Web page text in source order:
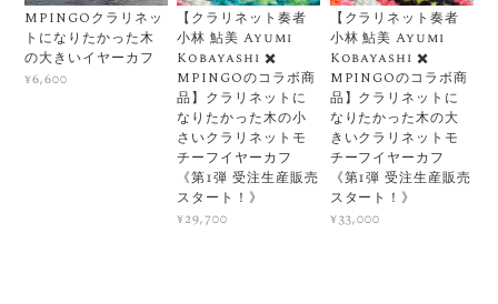
MPINGOクラリネッ
トになりたかった木
の大きいイヤーカフ
¥6,600
【クラリネット奏者
小林 鮎美 Ayumi
Kobayashi ✖️
MPINGOのコラボ商
品】クラリネットに
なりたかった木の小
さいクラリネットモ
チーフイヤーカフ
《第1弾 受注生産販売
スタート！》
¥29,700
【クラリネット奏者
小林 鮎美 Ayumi
Kobayashi ✖️
MPINGOのコラボ商
品】クラリネットに
なりたかった木の大
きいクラリネットモ
チーフイヤーカフ
《第1弾 受注生産販売
スタート！》
¥33,000